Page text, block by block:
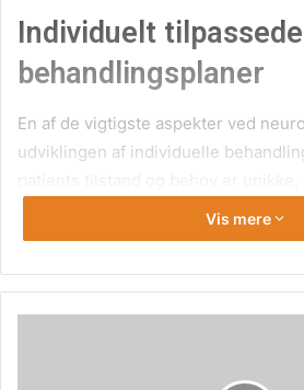
Individuelt tilpassede
behandlingsplaner
En af de vigtigste aspekter ved
udviklingen af individuelle
skræddersyr terapeuterne deres
imødekomme specifikke
koordination samt teknikker til
Vis mere